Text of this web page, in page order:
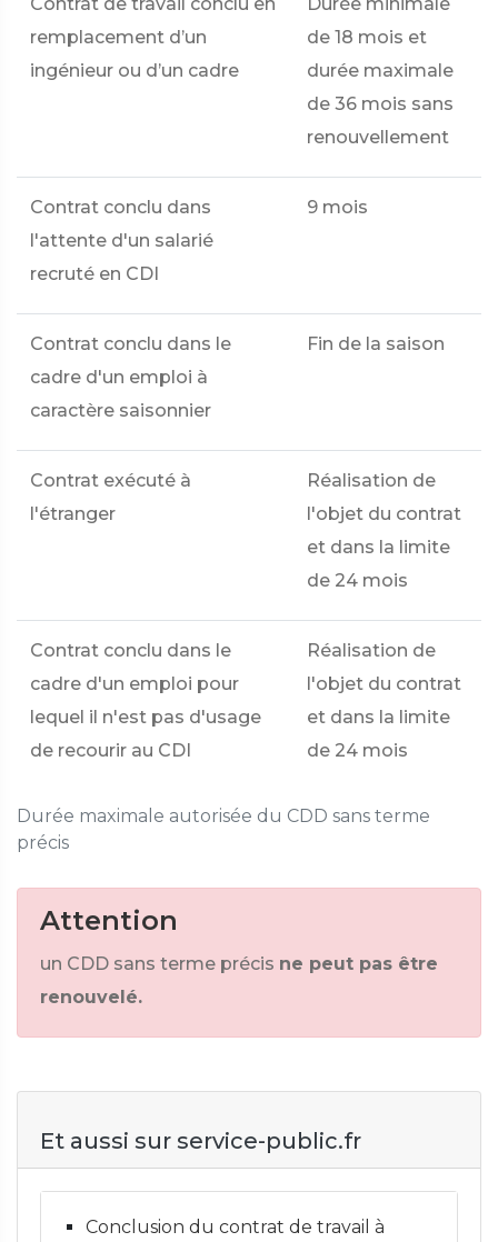
Durée maximale autorisée du CDD sans terme
précis
remplacement d’un
ingénieur ou d’un cadre
de 18 mois et
durée maximale
de 36 mois sans
renouvellement
Contrat conclu dans
l'attente d'un salarié
recruté en CDI
9 mois
Contrat conclu dans le
cadre d'un emploi à
caractère saisonnier
Fin de la saison
Contrat exécuté à
l'étranger
Réalisation de
l'objet du contrat
et dans la limite
de 24 mois
Contrat conclu dans le
cadre d'un emploi pour
lequel il n'est pas d'usage
de recourir au CDI
Réalisation de
l'objet du contrat
et dans la limite
de 24 mois
Attention
un CDD sans terme précis ne peut pas être
renouvelé.
Et aussi sur service-public.fr
Conclusion du contrat de travail à